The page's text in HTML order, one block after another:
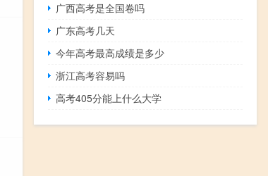
广西高考是全国卷吗
广东高考几天
今年高考最高成绩是多少
浙江高考容易吗
高考405分能上什么大学